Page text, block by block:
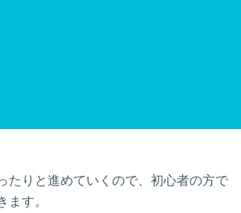
たりと進めていくので、初心者の方で
ます。